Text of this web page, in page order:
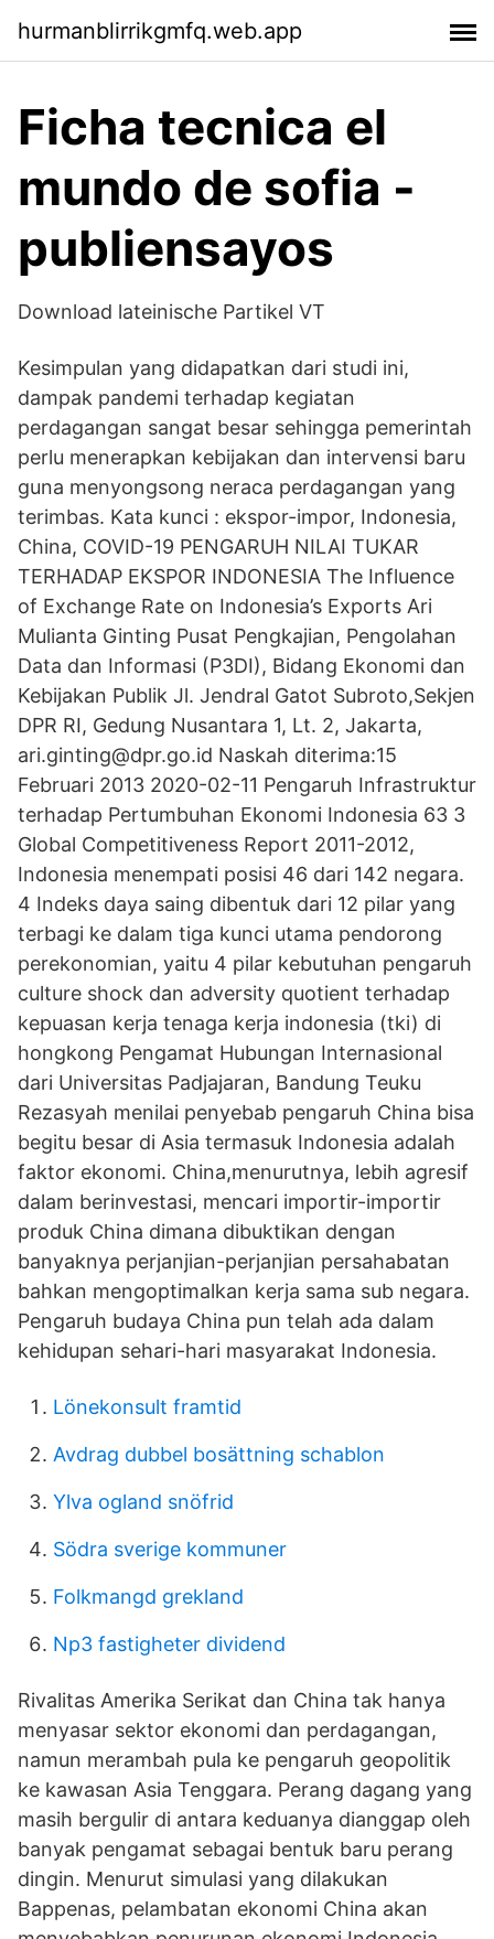
hurmanblirrikgmfq.web.app
Ficha tecnica el
mundo de sofia -
publiensayos
Download lateinische Partikel VT
Kesimpulan yang didapatkan dari studi ini,
dampak pandemi terhadap kegiatan
perdagangan sangat besar sehingga pemerintah
perlu menerapkan kebijakan dan intervensi baru
guna menyongsong neraca perdagangan yang
terimbas. Kata kunci : ekspor-impor, Indonesia,
China, COVID-19 PENGARUH NILAI TUKAR
TERHADAP EKSPOR INDONESIA The Influence
of Exchange Rate on Indonesia’s Exports Ari
Mulianta Ginting Pusat Pengkajian, Pengolahan
Data dan Informasi (P3DI), Bidang Ekonomi dan
Kebijakan Publik Jl. Jendral Gatot Subroto,Sekjen
DPR RI, Gedung Nusantara 1, Lt. 2, Jakarta,
ari.ginting@dpr.go.id Naskah diterima:15
Februari 2013 2020-02-11 Pengaruh Infrastruktur
terhadap Pertumbuhan Ekonomi Indonesia 63 3
Global Competitiveness Report 2011-2012,
Indonesia menempati posisi 46 dari 142 negara.
4 Indeks daya saing dibentuk dari 12 pilar yang
terbagi ke dalam tiga kunci utama pendorong
perekonomian, yaitu 4 pilar kebutuhan pengaruh
culture shock dan adversity quotient terhadap
kepuasan kerja tenaga kerja indonesia (tki) di
hongkong Pengamat Hubungan Internasional
dari Universitas Padjajaran, Bandung Teuku
Rezasyah menilai penyebab pengaruh China bisa
begitu besar di Asia termasuk Indonesia adalah
faktor ekonomi. China,menurutnya, lebih agresif
dalam berinvestasi, mencari importir-importir
produk China dimana dibuktikan dengan
banyaknya perjanjian-perjanjian persahabatan
bahkan mengoptimalkan kerja sama sub negara.
Pengaruh budaya China pun telah ada dalam
kehidupan sehari-hari masyarakat Indonesia.
Lönekonsult framtid
Avdrag dubbel bosättning schablon
Ylva ogland snöfrid
Södra sverige kommuner
Folkmangd grekland
Np3 fastigheter dividend
Rivalitas Amerika Serikat dan China tak hanya
menyasar sektor ekonomi dan perdagangan,
namun merambah pula ke pengaruh geopolitik
ke kawasan Asia Tenggara. Perang dagang yang
masih bergulir di antara keduanya dianggap oleh
banyak pengamat sebagai bentuk baru perang
dingin. Menurut simulasi yang dilakukan
Bappenas, pelambatan ekonomi China akan